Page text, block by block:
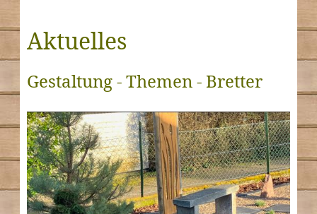
Aktuelles
Gestaltung - Themen - Bretter